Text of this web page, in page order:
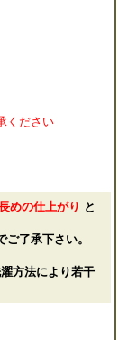
ください
めの仕上がり と
了承下さい。
方法により若干